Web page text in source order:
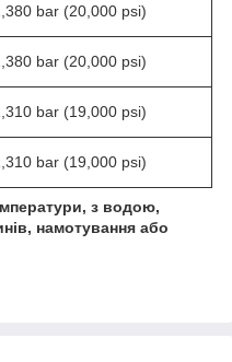
bar (20,000 psi)
bar (20,000 psi)
bar (19,000 psi)
bar (19,000 psi)
з водою,
намотування або